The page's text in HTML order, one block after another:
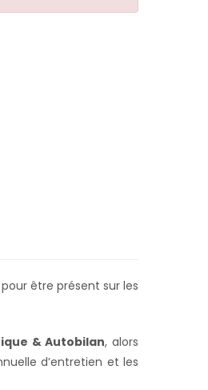
être présent sur les
& Autobilan, alors
d’entretien et les